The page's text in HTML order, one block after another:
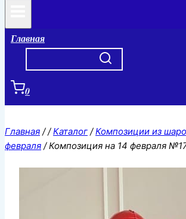
Главная
0
Главная / / Каталог / Композиции из
февраля / Композиция на 14 февраля